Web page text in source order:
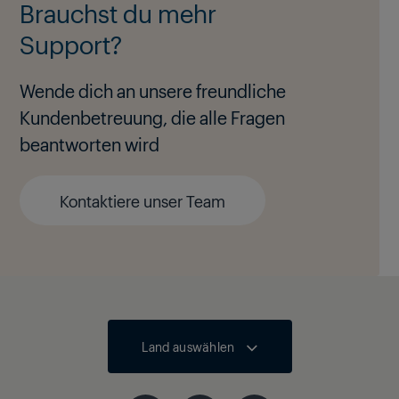
Brauchst du mehr
Support?
Wende dich an unsere freundliche
Kundenbetreuung, die alle Fragen
beantworten wird
Kontaktiere unser Team
Land auswählen